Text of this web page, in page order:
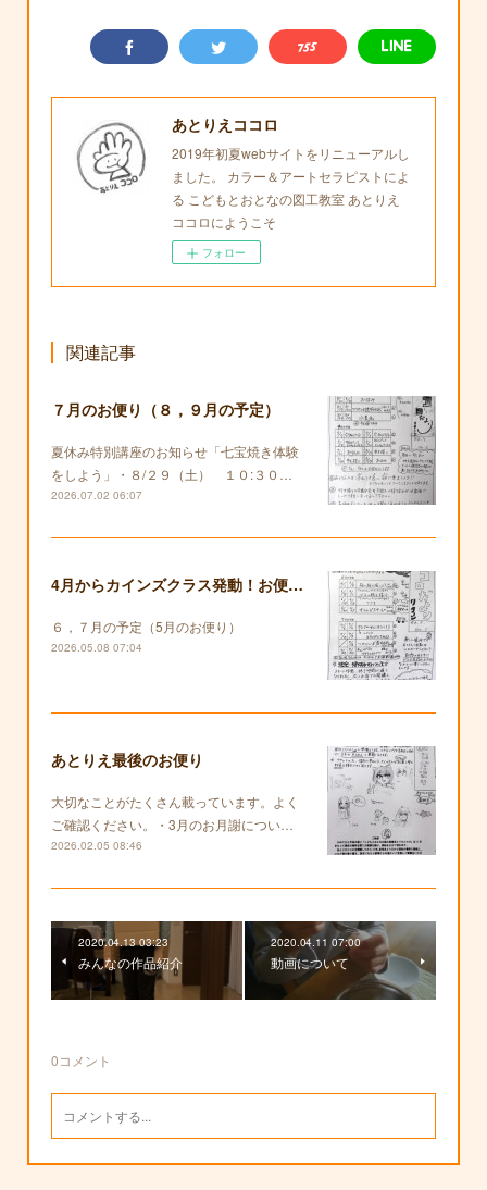
あとりえココロ
2019年初夏webサイトをリニューアルし
ました。 カラー＆アートセラピストによ
る こどもとおとなの図工教室 あとりえ
ココロにようこそ
フォロー
関連記事
７月のお便り（８，９月の予定）
夏休み特別講座のお知らせ「七宝焼き体験
をしよう」・８/２９（土） １０:３０…
2026.07.02 06:07
4月からカインズクラス発動！お便りも復活します！
６，７月の予定（5月のお便り）
2026.05.08 07:04
あとりえ最後のお便り
大切なことがたくさん載っています。よく
ご確認ください。・3月のお月謝につい…
2026.02.05 08:46
2020.04.13 03:23
みんなの作品紹介
2020.04.11 07:00
動画について
0コメント